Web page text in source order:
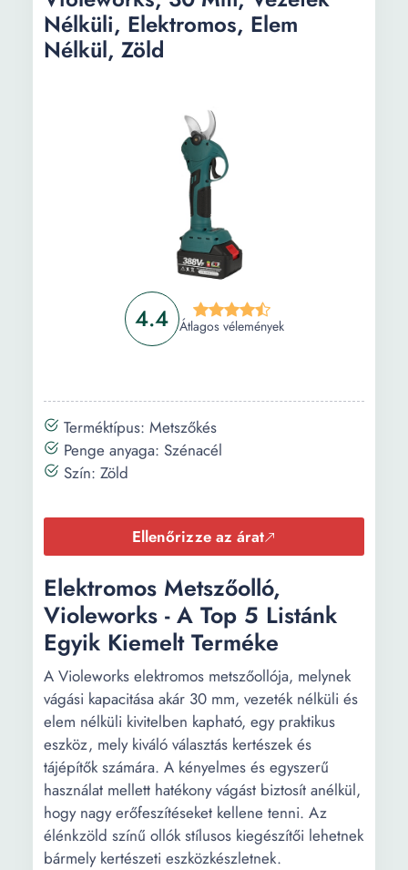
4.4 Átlagos vélemények
Nélküli, Elektromos, Elem
Nélkül, Zöld
Terméktípus: Metszőkés
Penge anyaga: Szénacél
Szín: Zöld
Ellenőrizze az árat
Elektromos Metszőolló,
Violeworks - A Top 5 Listánk
Egyik Kiemelt Terméke
A Violeworks elektromos metszőollója, melynek
vágási kapacitása akár 30 mm, vezeték nélküli és
elem nélküli kivitelben kapható, egy praktikus
eszköz, mely kiváló választás kertészek és
tájépítők számára. A kényelmes és egyszerű
használat mellett hatékony vágást biztosít anélkül,
hogy nagy erőfeszítéseket kellene tenni. Az
élénkzöld színű ollók stílusos kiegészítői lehetnek
bármely kertészeti eszközkészletnek.